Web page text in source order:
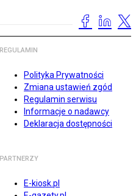
REGULAMIN
Polityka Prywatności
Zmiana ustawień zgód
Regulamin serwisu
Informacje o nadawcy
Deklaracja dostępności
PARTNERZY
E-kiosk.pl